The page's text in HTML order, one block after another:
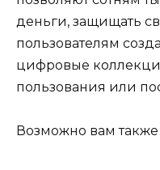
деньги, защищать
пользователям
цифровые
пользования или
Возможно вам